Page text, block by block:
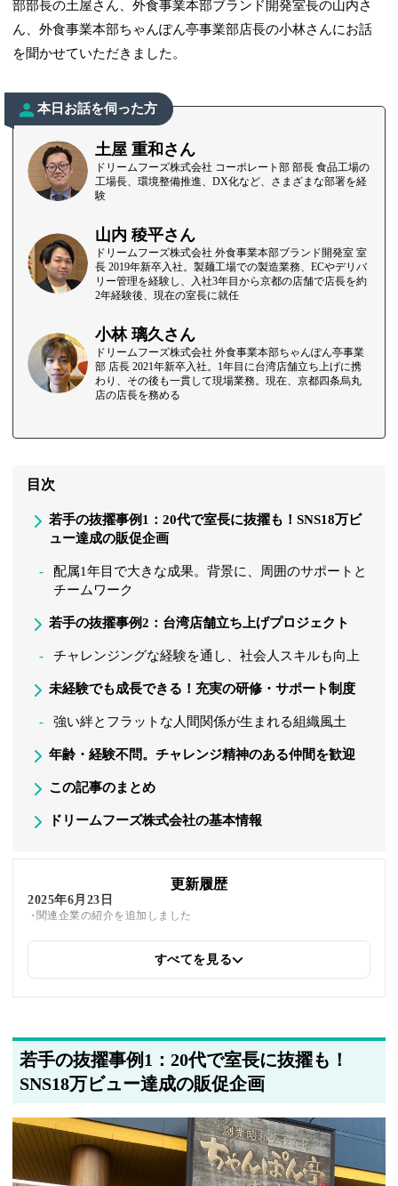
部部長の土屋さん、外食事業本部ブランド開発室長の山内さ
ん、外食事業本部ちゃんぽん亭事業部店長の小林さんにお話
を聞かせていただきました。
本日お話を伺った方
土屋 重和さん
ドリームフーズ株式会社 コーポレート部 部長 食品工場の
工場長、環境整備推進、DX化など、さまざまな部署を経
験
山内 稜平さん
ドリームフーズ株式会社 外食事業本部ブランド開発室 室
長 2019年新卒入社。製麺工場での製造業務、ECやデリバ
リー管理を経験し、入社3年目から京都の店舗で店長を約
2年経験後、現在の室長に就任
小林 璃久さん
ドリームフーズ株式会社 外食事業本部ちゃんぽん亭事業
部 店長 2021年新卒入社。1年目に台湾店舗立ち上げに携
わり、その後も一貫して現場業務。現在、京都四条烏丸
店の店長を務める
目次
若手の抜擢事例1：20代で室長に抜擢も！SNS18万ビ
ュー達成の販促企画
配属1年目で大きな成果。背景に、周囲のサポートと
チームワーク
若手の抜擢事例2：台湾店舗立ち上げプロジェクト
チャレンジングな経験を通し、社会人スキルも向上
未経験でも成長できる！充実の研修・サポート制度
強い絆とフラットな人間関係が生まれる組織風土
年齢・経験不問。チャレンジ精神のある仲間を歓迎
この記事のまとめ
ドリームフーズ株式会社の基本情報
更新履歴
2025年6月23日
関連企業の紹介を追加しました
筆者情報を更新しました
すべてを見る
若手の抜擢事例1：20代で室長に抜擢も！
SNS18万ビュー達成の販促企画